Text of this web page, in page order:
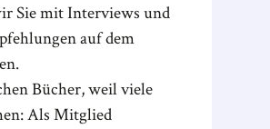
Sie mit Interviews und
auf dem
Bücher, weil viele
Als Mitglied